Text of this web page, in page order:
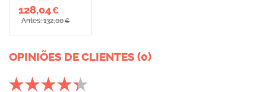
128,04€
Antes: 132,00€
OPINIÕES DE CLIENTES (0)